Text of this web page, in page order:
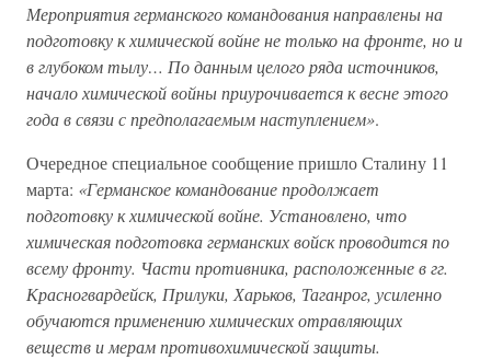
Мероприятия германского командования направлены на
подготовку к химической войне не только на фронте, но и
в глубоком тылу… По данным целого ряда источников,
начало химической войны приурочивается к весне этого
года в связи с предполагаемым наступлением».
Очередное специальное сообщение пришло Сталину 11
марта: «Германское командование продолжает
подготовку к химической войне. Установлено, что
химическая подготовка германских войск проводится по
всему фронту. Части противника, расположенные в гг.
Красногвардейск, Прилуки, Харьков, Таганрог, усиленно
обучаются применению химических отравляющих
веществ и мерам противохимической защиты.